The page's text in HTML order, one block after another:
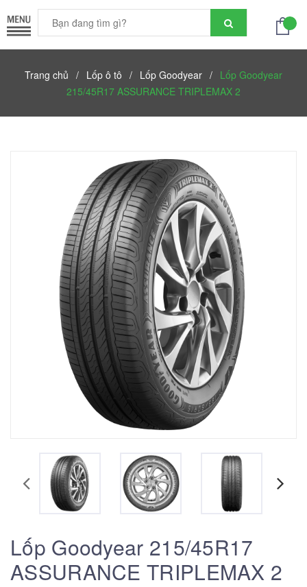
Trang chủ / Lốp ô tô / Lốp Goodyear / Lốp Goodyear
215/45R17 ASSURANCE TRIPLEMAX 2
Lốp Goodyear 215/45R17
ASSURANCE TRIPLEMAX 2